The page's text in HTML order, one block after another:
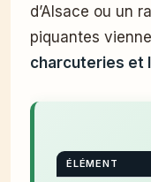
d’Alsace ou un
piquantes
charcuteries et
ÉLÉMENT